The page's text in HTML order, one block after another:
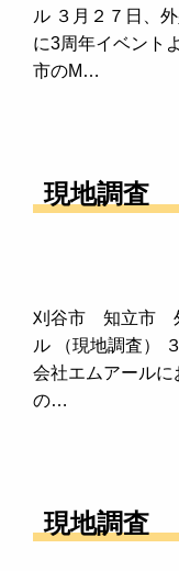
ル ３月２７日、
に3周年イベント
市のM…
現地調査
刈谷市 知立市
ル （現地調査）
会社エムアール
の…
現地調査